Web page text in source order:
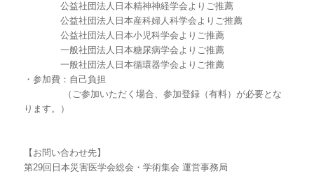
公益社団法人日本精神神経学会よりご推薦
公益社団法人日本産科婦人科学会よりご推薦
公益社団法人日本小児科学会よりご推薦
一般社団法人日本糖尿病学会よりご推薦
一般社団法人日本循環器学会よりご推薦
・参加費：自己負担
（ご参加いただく場合、参加登録（有料）が必要とな
ります。
）
【お問い合わせ先】
第29回日本災害医学会総会・学術集会 運営事務局